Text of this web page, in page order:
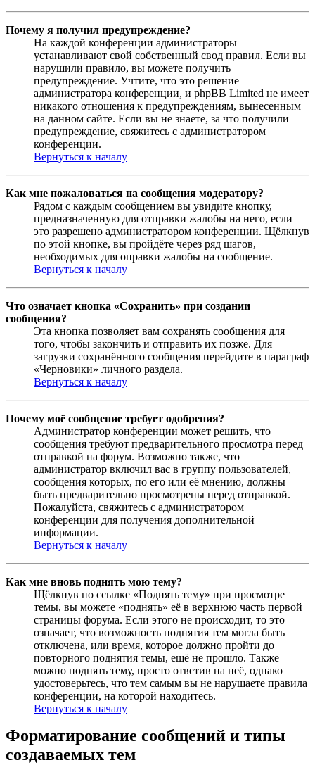
Почему я получил предупреждение?
На каждой конференции администраторы
устанавливают свой собственный свод правил. Если вы
нарушили правило, вы можете получить
предупреждение. Учтите, что это решение
администратора конференции, и phpBB Limited не имеет
никакого отношения к предупреждениям, вынесенным
на данном сайте. Если вы не знаете, за что получили
предупреждение, свяжитесь с администратором
конференции.
Вернуться к началу
Как мне пожаловаться на сообщения модератору?
Рядом с каждым сообщением вы увидите кнопку,
предназначенную для отправки жалобы на него, если
это разрешено администратором конференции. Щёлкнув
по этой кнопке, вы пройдёте через ряд шагов,
необходимых для оправки жалобы на сообщение.
Вернуться к началу
Что означает кнопка «Сохранить» при создании
сообщения?
Эта кнопка позволяет вам сохранять сообщения для
того, чтобы закончить и отправить их позже. Для
загрузки сохранённого сообщения перейдите в параграф
«Черновики» личного раздела.
Вернуться к началу
Почему моё сообщение требует одобрения?
Администратор конференции может решить, что
сообщения требуют предварительного просмотра перед
отправкой на форум. Возможно также, что
администратор включил вас в группу пользователей,
сообщения которых, по его или её мнению, должны
быть предварительно просмотрены перед отправкой.
Пожалуйста, свяжитесь с администратором
конференции для получения дополнительной
информации.
Вернуться к началу
Как мне вновь поднять мою тему?
Щёлкнув по ссылке «Поднять тему» при просмотре
темы, вы можете «поднять» её в верхнюю часть первой
страницы форума. Если этого не происходит, то это
означает, что возможность поднятия тем могла быть
отключена, или время, которое должно пройти до
повторного поднятия темы, ещё не прошло. Также
можно поднять тему, просто ответив на неё, однако
удостоверьтесь, что тем самым вы не нарушаете правила
конференции, на которой находитесь.
Вернуться к началу
Форматирование сообщений и типы
создаваемых тем